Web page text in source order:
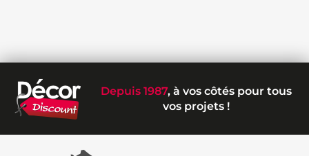
Depuis 1987, à vos côtés pour tous
vos projets !